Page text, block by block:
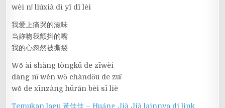
wèi nǐ liúxià dì yī dī lèi
我爱上痛哭的滋味
当妳吻我颤抖的嘴
我的心忽然被撕裂
Wǒ ài shàng tòngkū de zīwèi
dāng nǐ wěn wǒ chàndǒu de zuǐ
wǒ de xīnzàng hūrán bèi sī liè
Temukan lagu 黃佳佳 – Huáng Jiā Jiā lainnya di link